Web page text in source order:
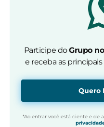
Participe doGrupo
e receba as
Quero
*Ao entrar você está ciente e de